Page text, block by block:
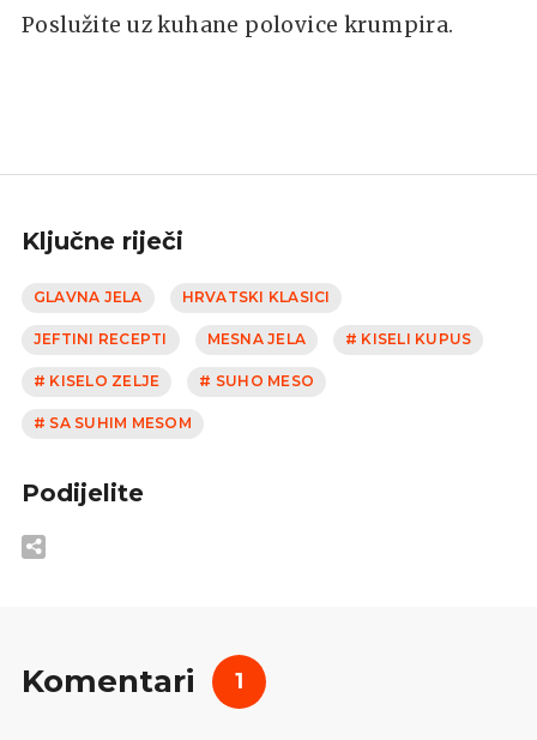
Poslužite uz kuhane polovice krumpira.
Ključne riječi
GLAVNA JELA HRVATSKI KLASICI
JEFTINI RECEPTI MESNA JELA # KISELI KUPUS
# KISELO ZELJE # SUHO MESO
# SA SUHIM MESOM
Podijelite
Komentari 1